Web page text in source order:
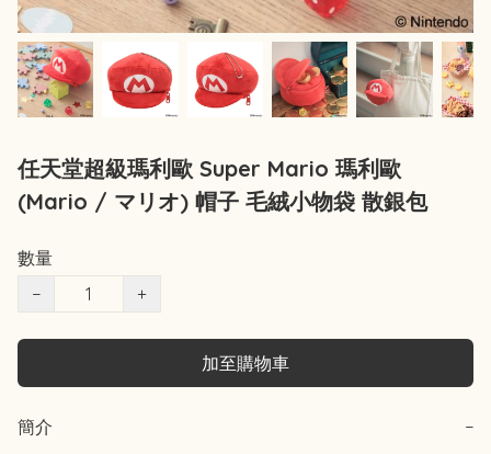
任天堂超級瑪利歐 Super Mario 瑪利歐
(Mario / マリオ) 帽子 毛絨小物袋 散銀包
數量
−
+
加至購物車
簡介 −